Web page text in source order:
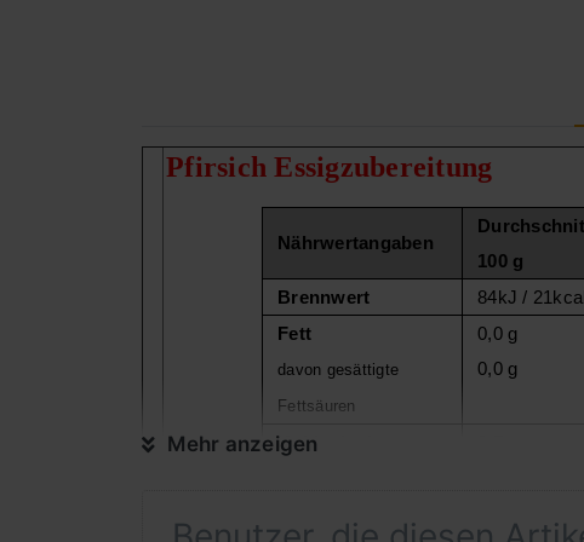
Pfirsich Essigzubereitung
Nährwertangaben
100 g
Brennwert
84kJ / 21kcal
Fett
davon gesättigte
Fettsäuren
0,0 g
0,0 g
Kohlenhydrate
Mehr anzeigen